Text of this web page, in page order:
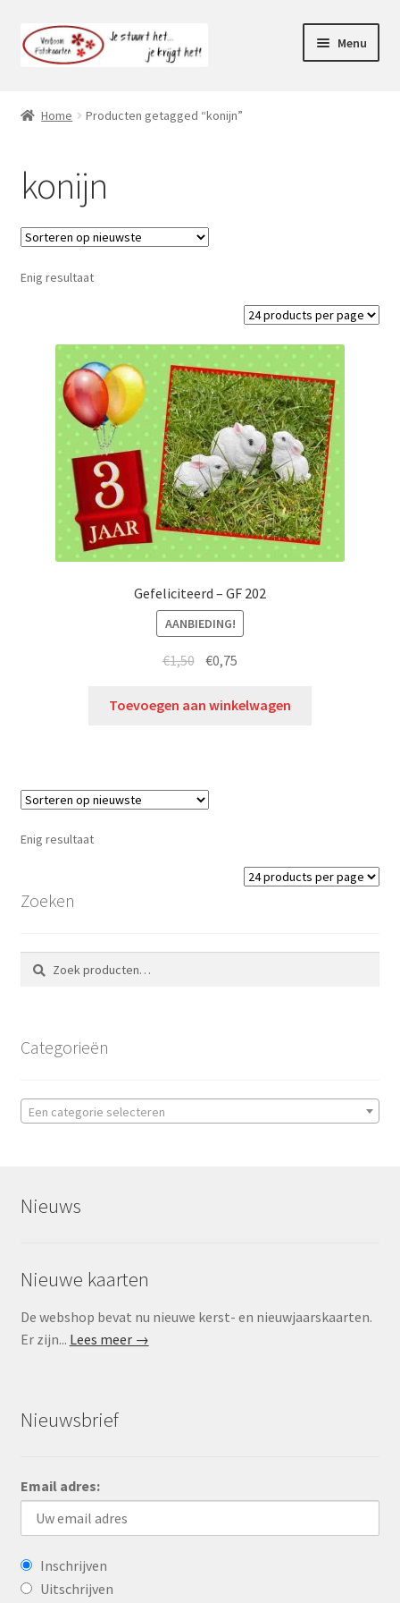
Ga
door
Ga
naar
Menu
Mijn account
Home Producten getagged “konijn”
konijn
Enig resultaat
Gefeliciteerd – GF 202
AANBIEDING!
€1,50 €0,75
Toevoegen aan winkelwagen
Enig resultaat
Zoeken
Zoeken
naar:
Zoeken
Categorieën
Een categorie selecteren
Nieuws
Nieuwe kaarten
De webshop bevat nu nieuwe kerst- en nieuwjaarskaarten.
Er zijn... Lees meer →
Nieuwsbrief
Email adres:
Inschrijven
Uitschrijven